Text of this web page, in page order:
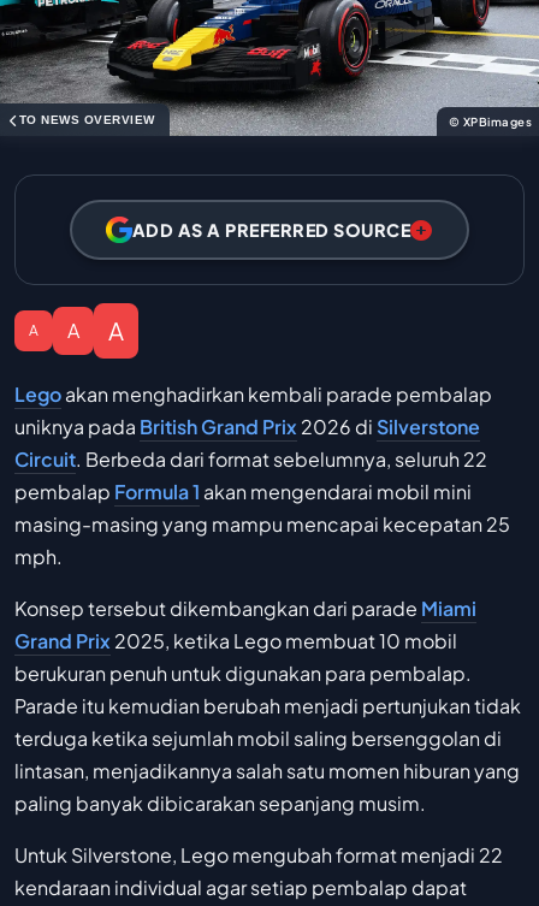
TO NEWS OVERVIEW © XPBimages
ADD AS A PREFERRED SOURCE
A A A
Legoakan menghadirkan kembali parade pembalap
uniknya pada British Grand Prix 2026 di Silverstone
Circuit. Berbeda dari format sebelumnya, seluruh 22
pembalap Formula 1 akan mengendarai mobil mini
masing-masing yang mampu mencapai kecepatan 25
mph.
Konsep tersebut dikembangkan dari parade Miami
Grand Prix 2025, ketika Lego membuat 10 mobil
berukuran penuh untuk digunakan para pembalap.
Parade itu kemudian berubah menjadi pertunjukan tidak
terduga ketika sejumlah mobil saling bersenggolan di
lintasan, menjadikannya salah satu momen hiburan yang
paling banyak dibicarakan sepanjang musim.
Untuk Silverstone, Lego mengubah format menjadi 22
kendaraan individual agar setiap pembalap dapat